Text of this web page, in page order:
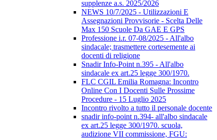
supplenze a.s. 2025/2026
NEWS 10/7/2025 - Utilizzazioni E
Assegnazioni Provvisorie - Scelta Delle
Max 150 Scuole Da GAE E GPS
Professione i.r. 07-08/2025 - All'albo
sindacale; trasmettere cortesemente ai
docenti di religione
Snadir Info-Point n.395 - All'albo
sindacale ex art.25 legge 300/1970.
FLC CGIL Emilia Romagna: Incontro
Online Con I Docenti Sulle Prossime
Procedure - 15 Luglio 2025
Incontro rivolto a tutto il personale docente
snadir info-point n.394- all'albo sindacale
ex art.25 legge 300/1970. scuola,
audizione VII commissione, FGU: